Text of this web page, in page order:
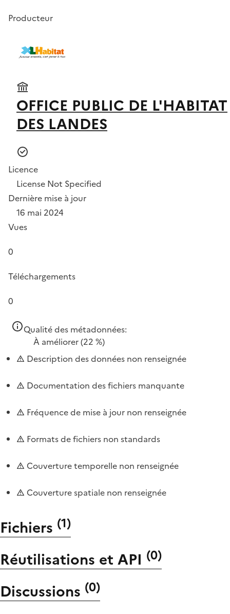
Producteur
OFFICE PUBLIC DE L'HABITAT
DES LANDES
Licence
License Not Specified
Dernière mise à jour
16 mai 2024
Vues
0
Téléchargements
0
Qualité des métadonnées:
À améliorer(22 %)
Description des données non renseignée
Documentation des fichiers manquante
Fréquence de mise à jour non renseignée
Formats de fichiers non standards
Couverture temporelle non renseignée
Couverture spatiale non renseignée
Fichiers (1)
Réutilisations et API (0)
Discussions (0)